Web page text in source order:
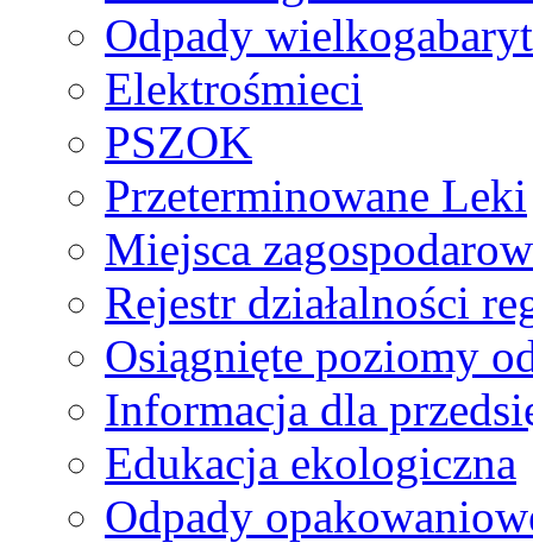
Odpady
Elektrośmieci
PSZOK
Przeterminowane Leki
Miejsca
Rejestr działalności
Osiągnięte poziomy
Informacja dla
Edukacja ekologiczna
Odpady